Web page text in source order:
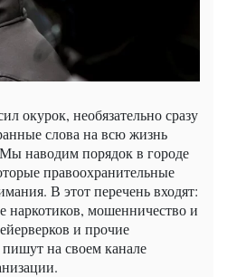
окурок, необязательно сразу
слова на всю жизнь
наводим порядок в городе
правоохранительные
В этот перечень входят:
наркотиков, мошенничество и
и прочие
на своем канале